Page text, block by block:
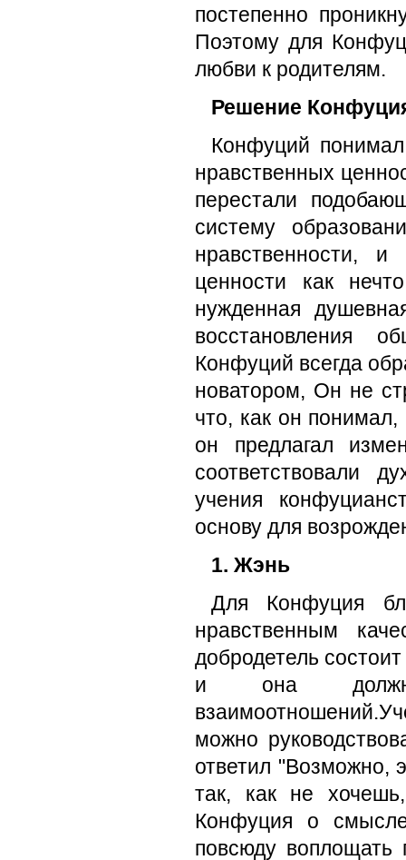
постепенно
Поэтому для
любви к родителям.
Решение
Конфуций
нравственных
перестали
систему
нравственности,
ценности как
нужденная
восстановления
Конфуций всегда
новатором, Он не
что, как он
он предла­гал
соответствовали
учения
основу для
1. Жэнь
Для Конфуция
нравственным
добродетель
и она должна
можно
ответил "Возможно,
так, как не
Конфуция о
повсюду воплощать